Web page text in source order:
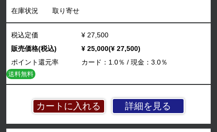
在庫状況 取り寄せ
詳細を見る
税込定価
¥ 27,500
販売価格(税込)
¥ 25,000(¥ 27,500)
ポイント還元率
カード：1.0％ / 現金：3.0％
送料無料